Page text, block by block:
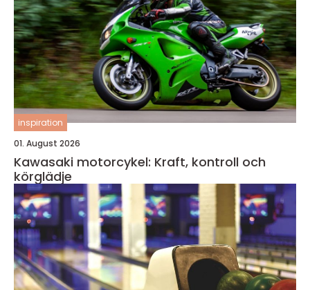
inspiration
01. August 2026
Kawasaki motorcykel: Kraft, kontroll och
körglädje